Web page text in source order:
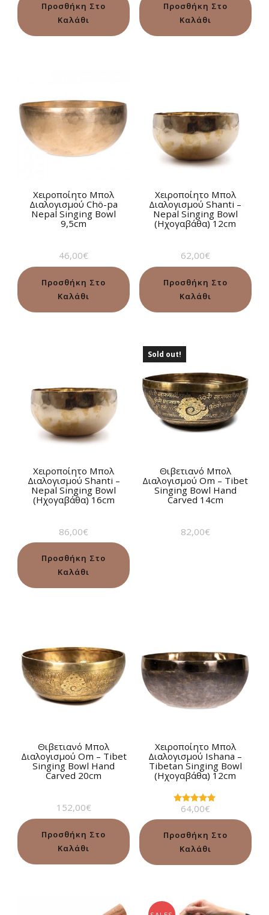
Προσθήκη Στο
Καλάθι
Προσθήκη Στο
Καλάθι
Χειροποίητο Μπολ
Διαλογισμού Chö-pa
Nepal Singing Bowl
9,5cm
46,00€
Προσθήκη Στο
Καλάθι
Χειροποίητο Μπολ
Διαλογισμού Shanti –
Nepal Singing Bowl
(Ηχογαβάθα) 12cm
62,00€
Προσθήκη Στο
Καλάθι
Χειροποίητο Μπολ
Διαλογισμού Shanti –
Nepal Singing Bowl
(Ηχογαβάθα) 16cm
86,00€
Προσθήκη Στο
Καλάθι
Sold out!
Θιβετιανό Μπολ
Διαλογισμού Om – Tibet
Singing Bowl Hand
Carved 14cm
82,00€
Θιβετιανό Μπολ
Διαλογισμού Om – Tibet
Singing Bowl Hand
Carved 20cm
152,00€
Προσθήκη Στο
Καλάθι
Χειροποίητο Μπολ
Διαλογισμού Ιshana –
Tibetan Singing Bowl
(Ηχογαβάθα) 12cm
Βαθμολογήθηκε
από 5
64,00€
Προσθήκη Στο
Καλάθι